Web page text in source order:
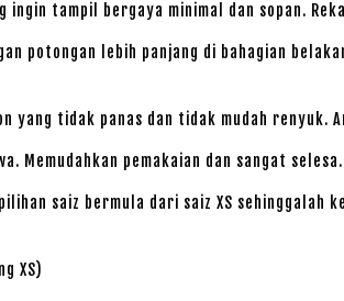
ingin tampil bergaya minimal dan sopan.
potongan lebih panjang di bahagian
yang tidak panas dan tidak mudah renyuk.
Memudahkan pemakaian dan sangat selesa.
saiz bermula dari saiz XS sehinggalah
XS)